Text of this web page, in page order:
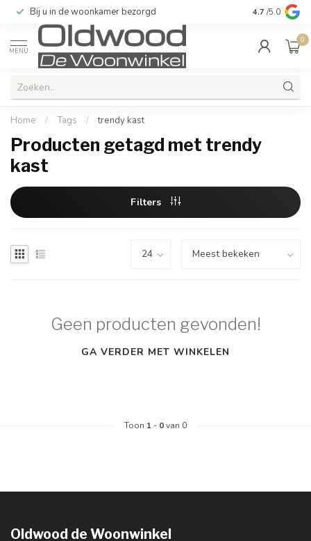
Bij u in de woonkamer bezorgd Kwaliteit &
4.7 /5.0
MENU
0
Home / Tags / trendy kast
Producten getagd met trendy
kast
Filters
Geen producten gevonden!
GA VERDER MET WINKELEN
Toon 1 - 0van 0
Oldwood de Woonwinkel